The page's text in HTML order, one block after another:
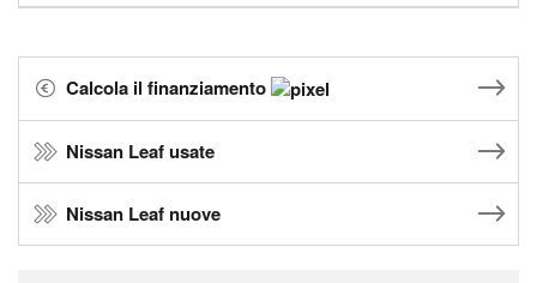
Calcola il finanziamento
Nissan Leaf usate
Nissan Leaf nuove